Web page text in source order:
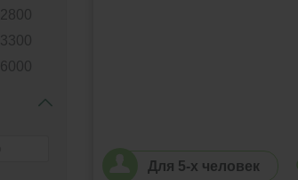
2800
3300
6000
Для 5-х человек